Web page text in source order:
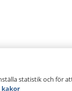
statistik och för
kakor